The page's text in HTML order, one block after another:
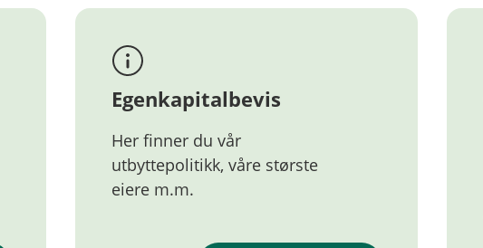
Egenkapitalbevis
Her finner du vår
utbyttepolitikk, våre største
eiere m.m.